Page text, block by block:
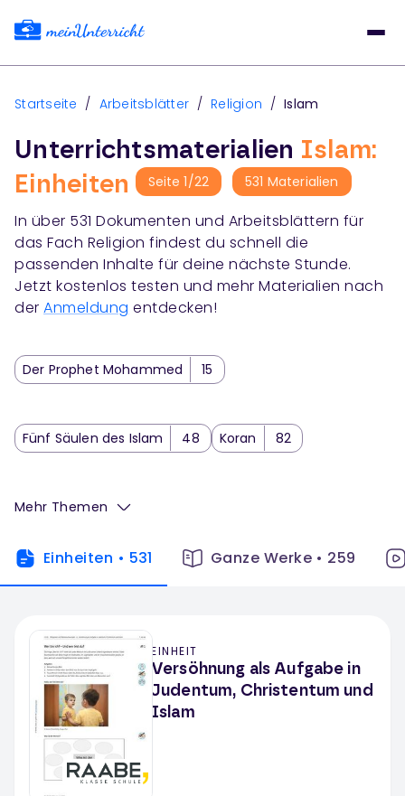
Startseite / Arbeitsblätter / Religion / Islam
Unterrichtsmaterialien Islam:
Einheiten
Seite1/22 531 Materialien
In über 531 Dokumenten und Arbeitsblättern für
das Fach Religion findest du schnell die
passenden Inhalte für deine nächste Stunde.
Jetzt kostenlos testen und mehr Materialien nach
der Anmeldung entdecken!
Der Prophet Mohammed 15
Fünf Säulen des Islam 48 Koran 82
Mehr Themen
Einheiten • 531 Ganze Werke• 259
EINHEIT
Versöhnung als Aufgabe in
Judentum, Christentum und
Islam